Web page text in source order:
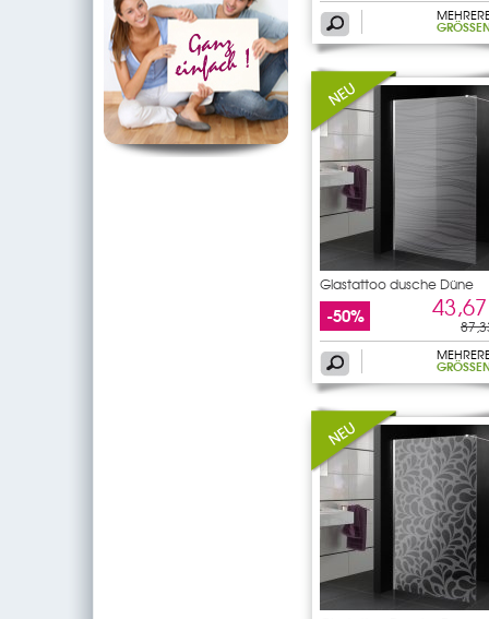
GRÖSSEN
Glastattoo dusche Düne
-50%
GRÖSSEN